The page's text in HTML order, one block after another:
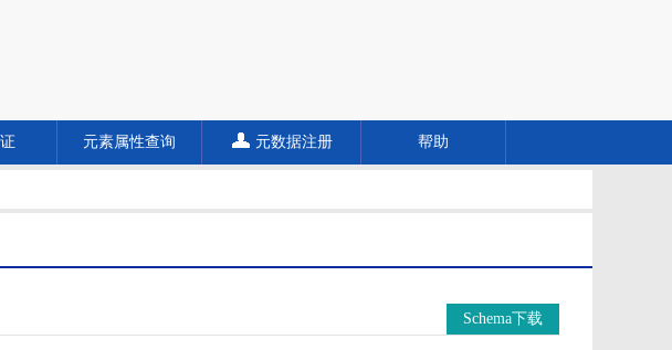
元素属性查询 元数据注册 帮助
Schema下载